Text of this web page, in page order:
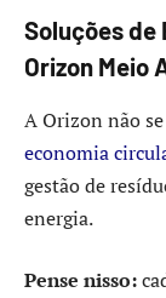
Soluções de
Orizon Meio
A Orizon não
economia
gestão de
energia.
Pense nisso: